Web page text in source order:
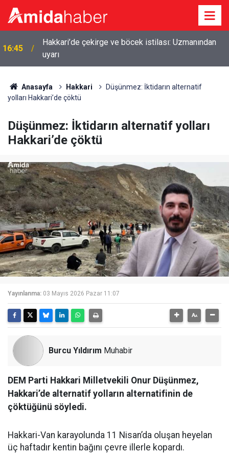
16:45
Hakkari’de çekirge ve böcek istilası: Uzmanından
uyarı
Anasayfa Hakkari
Düşünmez: İktidarın alternatif
yolları Hakkari’de çöktü
Düşünmez: İktidarın alternatif yolları
Hakkari’de çöktü
Yayınlanma: 03 Mayıs 2026 Pazar 11:07
Burcu Yıldırım Muhabir
DEM Parti Hakkari Milletvekili Onur Düşünmez,
Hakkari’de alternatif yolların alternatifinin de
çöktüğünü söyledi.
Hakkari-Van karayolunda 11 Nisan’da oluşan heyelan
üç haftadır kentin bağını çevre illerle kopardı.